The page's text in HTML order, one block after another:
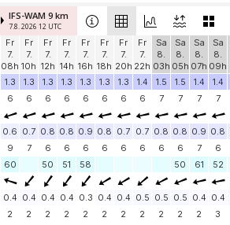
IFS-WAM 9 km
7.8. 2026 12 UTC
Fr
7.
08h
Fr
7.
10h
Fr
7.
12h
Fr
7.
14h
Fr
7.
16h
Fr
7.
18h
Fr
7.
20h
Fr
7.
22h
Sa
8.
03h
Sa
8.
05h
Sa
8.
07h
Sa
8.
09h
1.3
1.3 1.3 1.3 1.3 1.3 1.3 1.4 1.5 1.5 1.4 1.4
6
6 6 6 6 6 6 6 7 7 7 7
0.6 0.7 0.8 0.8 0.9 0.8 0.7 0.7 0.8 0.8 0.9 0.8
9
7 6 6 6 6 6 6 6 6 7 6
60
50 51 58 50 61 52
0.4 0.4 0.4 0.4 0.3 0.4 0.4 0.5 0.5 0.5 0.4 0.4
2
2 2 2 2 2 2 2 2 2 2 3